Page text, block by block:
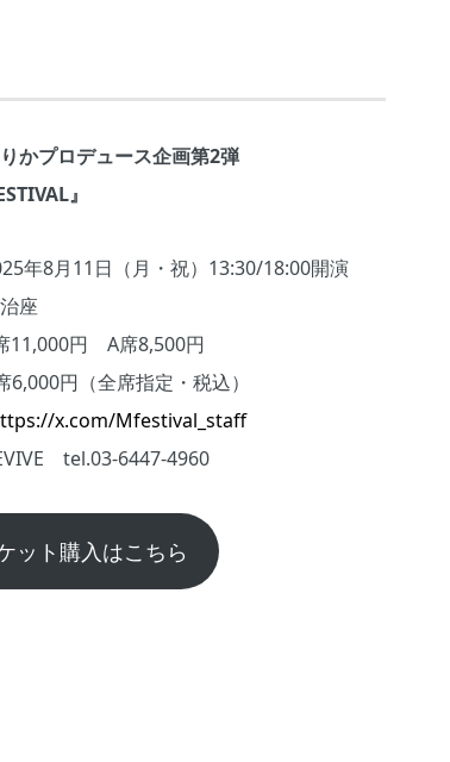
かプロデュース企画第2弾
』
年8月11日（月・祝）13:30/18:00開演
座
11,000円 A席8,500円
円（全席指定・税込）
x.com/Mfestival_staff
tel.03-6447-4960
ット購入はこちら